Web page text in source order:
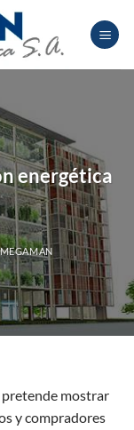
energética
MEGAMAN
pretende mostrar
y compradores